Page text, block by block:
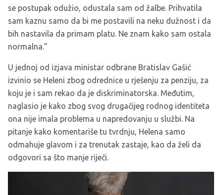
se postupak odužio, odustala sam od žalbe. Prihvatila
sam kaznu samo da bi me postavili na neku dužnost i da
bih nastavila da primam platu. Ne znam kako sam ostala
normalna.”
U jednoj od izjava ministar odbrane Bratislav Gašić
izvinio se Heleni zbog odrednice u rješenju za penziju, za
koju je i sam rekao da je diskriminatorska. Međutim,
naglasio je kako zbog svog drugačijeg rodnog identiteta
ona nije imala problema u napredovanju u službi. Na
pitanje kako komentariše tu tvrdnju, Helena samo
odmahuje glavom i za trenutak zastaje, kao da želi da
odgovori sa što manje riječi.